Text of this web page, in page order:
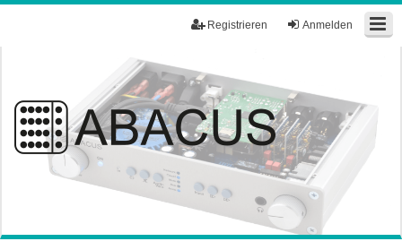
Anmelden
Registrieren